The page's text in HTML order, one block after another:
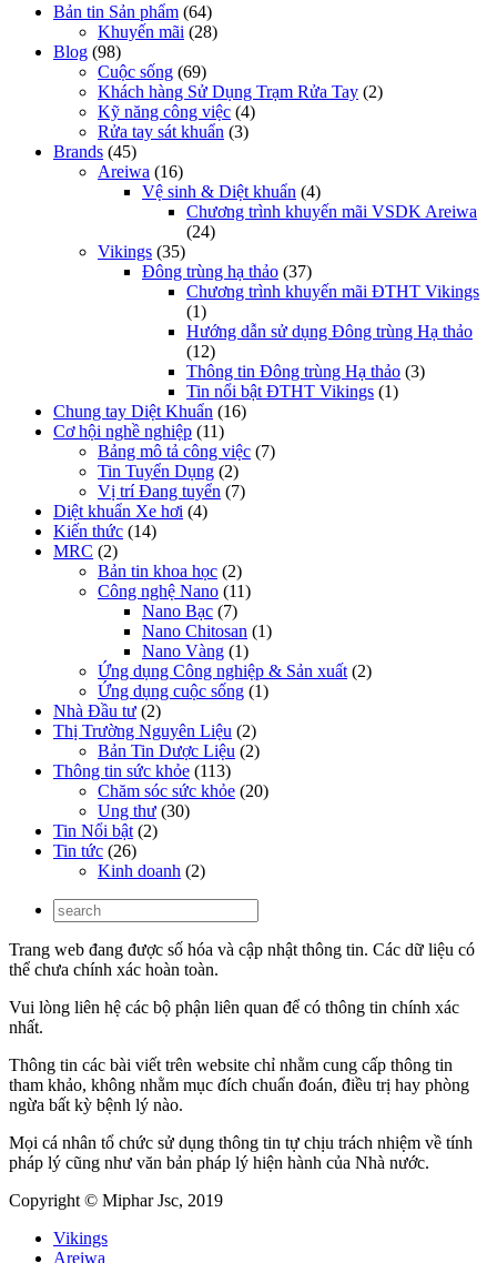
Bản tin Sản phẩm (64)
Khuyến mãi (28)
Blog (98)
Cuộc sống (69)
Khách hàng Sử Dụng Trạm Rửa Tay (2)
Kỹ năng công việc (4)
Rửa tay sát khuẩn (3)
Brands (45)
Areiwa (16)
Vệ sinh & Diệt khuẩn (4)
Chương trình khuyến mãi VSDK Areiwa
(24)
Vikings (35)
Đông trùng hạ thảo (37)
Chương trình khuyến mãi ĐTHT Vikings
(1)
Hướng dẫn sử dụng Đông trùng Hạ thảo
(12)
Thông tin Đông trùng Hạ thảo (3)
Tin nổi bật ĐTHT Vikings (1)
Chung tay Diệt Khuẩn (16)
Cơ hội nghề nghiệp (11)
Bảng mô tả công việc (7)
Tin Tuyển Dụng (2)
Vị trí Đang tuyển (7)
Diệt khuẩn Xe hơi (4)
Kiến thức (14)
MRC (2)
Bản tin khoa học (2)
Công nghệ Nano (11)
Nano Bạc (7)
Nano Chitosan (1)
Nano Vàng (1)
Ứng dụng Công nghiệp & Sản xuất (2)
Ứng dụng cuộc sống (1)
Nhà Đầu tư (2)
Thị Trường Nguyên Liệu (2)
Bản Tin Dược Liệu (2)
Thông tin sức khỏe (113)
Chăm sóc sức khỏe (20)
Ung thư (30)
Tin Nổi bật (2)
Tin tức (26)
Kinh doanh (2)
Trang web đang được số hóa và cập nhật thông tin. Các dữ liệu có
thể chưa chính xác hoàn toàn.
Vui lòng liên hệ các bộ phận liên quan để có thông tin chính xác
nhất.
Thông tin các bài viết trên website chỉ nhằm cung cấp thông tin
tham khảo, không nhằm mục đích chuẩn đoán, điều trị hay phòng
ngừa bất kỳ bệnh lý nào.
Mọi cá nhân tổ chức sử dụng thông tin tự chịu trách nhiệm về tính
pháp lý cũng như văn bản pháp lý hiện hành của Nhà nước.
Copyright © Miphar Jsc, 2019
Vikings
Areiwa